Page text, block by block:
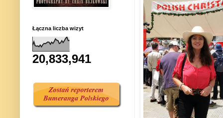
Łączna liczba wizyt
20,833,941